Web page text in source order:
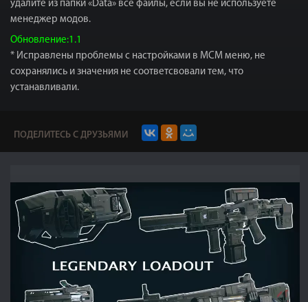
удалите из папки «Data» все файлы, если вы не используете
менеджер модов.
Обновление:1.1
* Исправлены проблемы с настройками в МСМ меню, не
сохранялись и значения не соответсвовали тем, что
устанавливали.
ПОДЕЛИТЕСЬ С ДРУЗЬЯМИ